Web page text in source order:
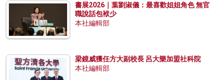
書展2026｜葉劉淑儀：最喜歡姐姐角色 無官
職說話包袱少
本社編輯部
梁鏡威獲任方大副校長 呂大樂加盟社科院
本社編輯部